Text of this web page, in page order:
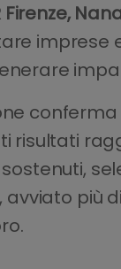
imprese
risultati
, avviato più di